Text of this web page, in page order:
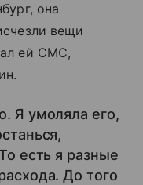
она
вещи
ей СМС,
Я умоляла его,
есть я разные
До того